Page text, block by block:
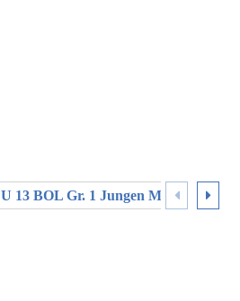
U 13 BOL Gr. 1 Jungen Mitte